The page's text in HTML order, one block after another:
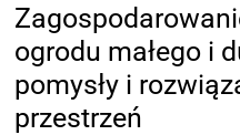
ogrodu małego i
pomysły i
przestrzeń